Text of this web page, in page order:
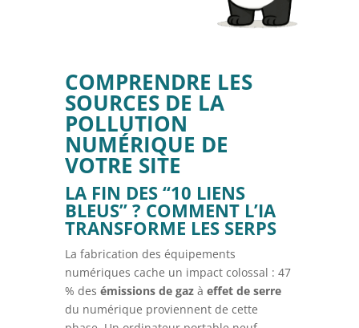
COMPRENDRE LES
SOURCES DE LA
POLLUTION
NUMÉRIQUE DE
VOTRE SITE
LA FIN DES “10 LIENS
BLEUS” ? COMMENT L’IA
TRANSFORME LES SERPS
La fabrication des équipements
numériques cache un impact colossal : 47
% des émissions de gazà effet de serre
du numérique proviennent de cette